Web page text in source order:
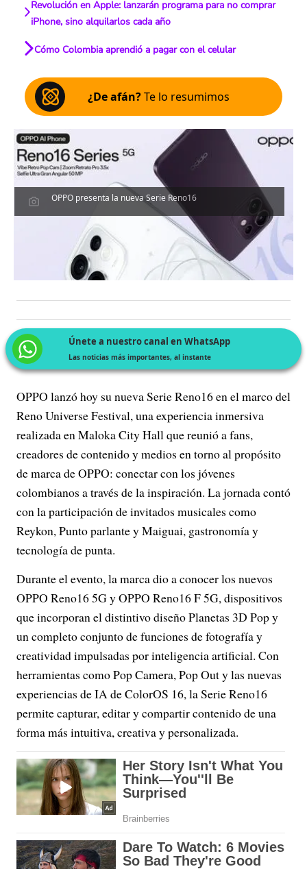
Revolución en Apple: lanzarán programa para no comprar
iPhone, sino alquilarlos cada año
Cómo Colombia aprendió a pagar con el celular
¿De afán?Te lo resumimos
OPPO presenta la nueva Serie Reno16
Únete a nuestro canal en WhatsApp
Las noticias más importantes, al instante
OPPO lanzó hoy su nueva Serie Reno16 en el marco del
Reno Universe Festival, una experiencia inmersiva
realizada en Maloka City Hall que reunió a fans,
creadores de contenido y medios en torno al propósito
de marca de OPPO: conectar con los jóvenes
colombianos a través de la inspiración. La jornada contó
con la participación de invitados musicales como
Reykon, Punto parlante y Maiguai, gastronomía y
tecnología de punta.
Durante el evento, la marca dio a conocer los nuevos
OPPO Reno16 5G y OPPO Reno16 F 5G, dispositivos
que incorporan el distintivo diseño Planetas 3D Pop y
un completo conjunto de funciones de fotografía y
creatividad impulsadas por inteligencia artificial. Con
herramientas como Pop Camera, Pop Out y las nuevas
experiencias de IA de ColorOS 16, la Serie Reno16
permite capturar, editar y compartir contenido de una
forma más intuitiva, creativa y personalizada.